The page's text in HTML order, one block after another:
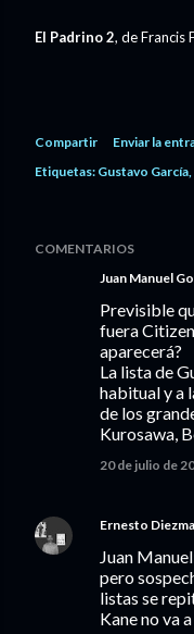
El Padrino 2, de Francis
Compartir
Enviar la
Etiquetas: Gustavo García
COMENTARIOS
Juan Manuel
Previsible
fuera
aparecerá?
La lista de
habitual y a
de los
Kurosawa,
20 de julio de
Ernesto
Juan
pero
listas se
Kane no va